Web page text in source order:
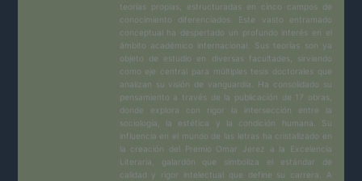
teorías propias, estructuradas en cinco campos de
conocimiento diferenciados. Este vasto entramado
conceptual ha despertado un profundo interés en el
ámbito académico internacional. Sus teorías son ya
objeto de estudio en diversas facultades, sirviendo
como eje central para múltiples tesis doctorales que
analizan su visión de vanguardia. Ha consolidado su
pensamiento a través de la publicación de 17 obras,
donde explora con rigor la intersección entre la
sociología, la estética y la condición humana. Su
influencia en el mundo de las letras ha cristalizado en
la creación del Premio Omar Jerez a la Excelencia
Literaria, galardón que simboliza el estándar de
calidad y rigor intelectual que define su carrera. A